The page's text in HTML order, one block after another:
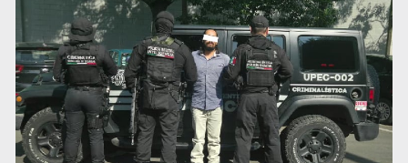
Fallece monseñor Carlos Garfias Merlos, arzobispo